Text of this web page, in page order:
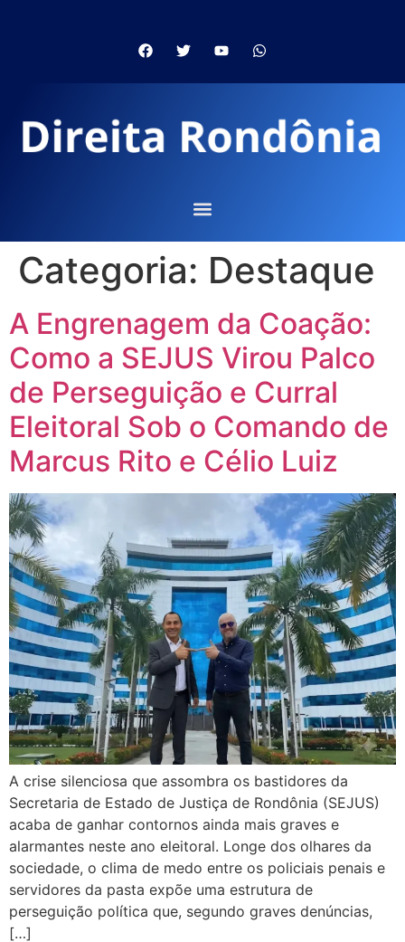
Categoria: Destaque
A Engrenagem da Coação:
Como a SEJUS Virou Palco
de Perseguição e Curral
Eleitoral Sob o Comando de
Marcus Rito e Célio Luiz
A crise silenciosa que assombra os bastidores da
Secretaria de Estado de Justiça de Rondônia (SEJUS)
acaba de ganhar contornos ainda mais graves e
alarmantes neste ano eleitoral. Longe dos olhares da
sociedade, o clima de medo entre os policiais penais e
servidores da pasta expõe uma estrutura de
perseguição política que, segundo graves denúncias,
[…]